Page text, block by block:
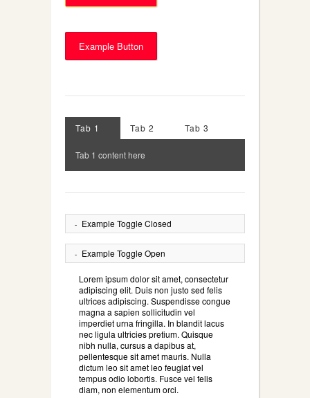
Example Button
Tab 1 Tab 2 Tab 3
Tab 1 content here
Example Toggle Closed
Example Toggle Open
Lorem ipsum dolor sit amet, consectetur
adipiscing elit. Duis non justo sed felis
ultrices adipiscing. Suspendisse congue
magna a sapien sollicitudin vel
imperdiet urna fringilla. In blandit lacus
nec ligula ultricies pretium. Quisque
nibh nulla, cursus a dapibus at,
pellentesque sit amet mauris. Nulla
dictum leo sit amet leo feugiat vel
tempus odio lobortis. Fusce vel felis
diam, non elementum orci.